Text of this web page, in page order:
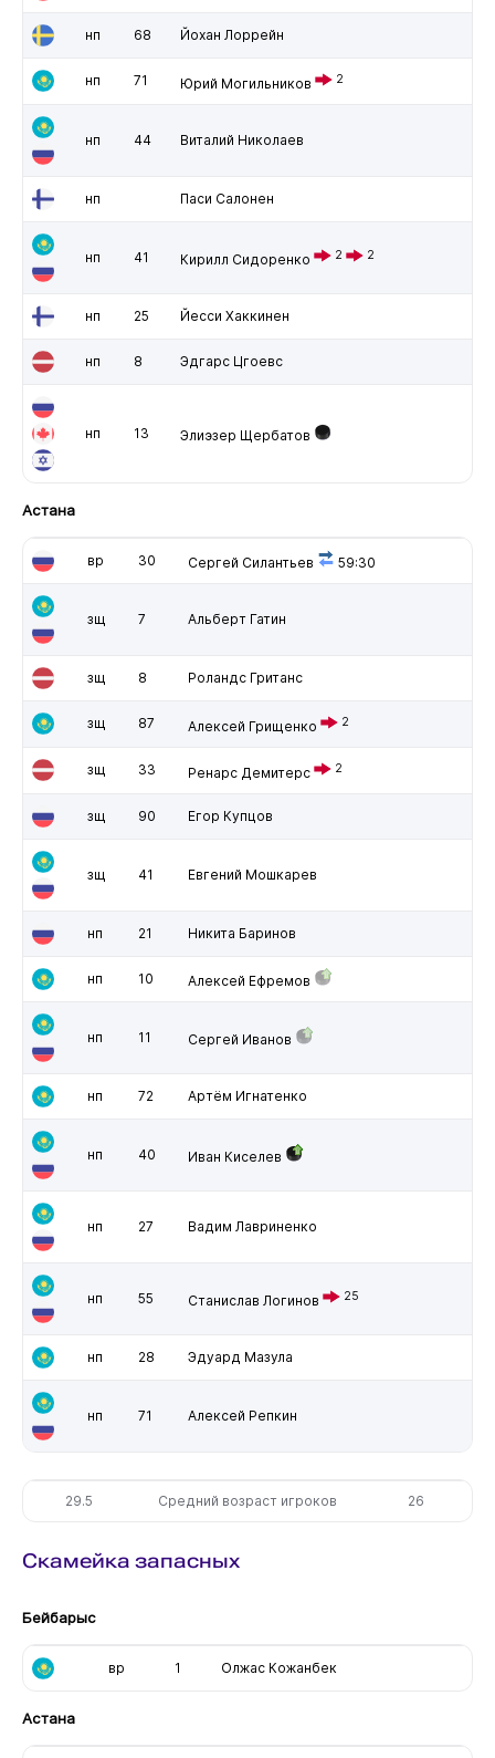
нп 68 Йохан Лоррейн
нп 71 Юрий Могильников 2
нп 44 Виталий Николаев
нп Паси Салонен
нп 41 Кирилл Сидоренко 2 2
нп 25 Йесси Хаккинен
нп 8 Эдгарс Цгоевс
нп 13 Элиэзер Щербатов
Астана
вр 30 Сергей Силантьев 59:30
зщ 7 Альберт Гатин
зщ 8 Роландс Гританс
зщ 87 Алексей Грищенко 2
зщ 33 Ренарс Демитерс 2
зщ 90 Егор Купцов
зщ 41 Евгений Мошкарев
нп 21 Никита Баринов
нп 10 Алексей Ефремов
нп 11 Сергей Иванов
нп 72 Артём Игнатенко
нп 40 Иван Киселев
нп 27 Вадим Лавриненко
нп 55 Станислав Логинов 25
нп 28 Эдуард Мазула
нп 71 Алексей Репкин
29.5 Средний возраст игроков 26
Скамейка запасных
Бейбарыс
вр 1 Олжас Кожанбек
Астана